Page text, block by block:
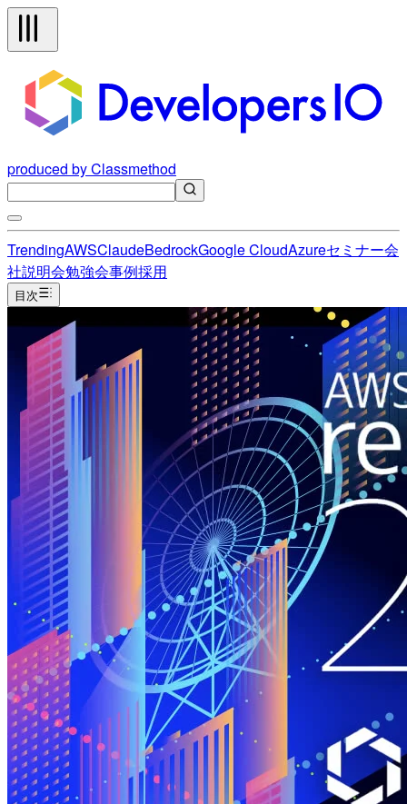
produced by Classmethod
TrendingAWSClaudeBedrockGoogle CloudAzureセミナー会
社説明会勉強会事例採用
目次